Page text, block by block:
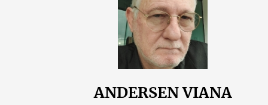
ANDERSEN VIANA